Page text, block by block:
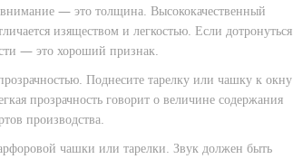
— это толщина. Высококачественный
изяществом и легкостью. Если дотронуться
— это хороший признак.
Поднесите тарелку или чашку к окну
прозрачность говорит о величине содержания
производства.
чашки или тарелки. Звук должен быть